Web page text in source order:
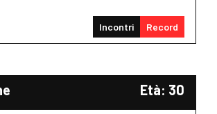
Incontri Record
Età: 30